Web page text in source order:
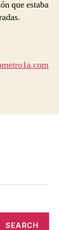
que estaba
SEARCH